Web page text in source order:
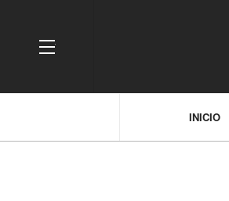
OFF CANVAS
INICIO